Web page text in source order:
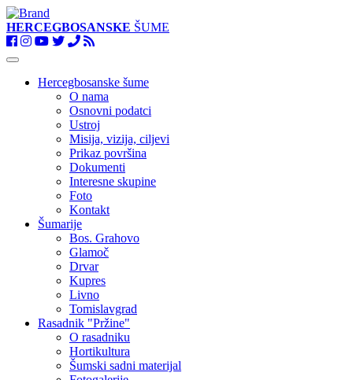
HERCEGBOSANSKE ŠUME
Toggle
navigationHercegbosanske šume
O nama
Osnovni podatci
Ustroj
Misija, vizija, ciljevi
Prikaz površina
Dokumenti
Interesne skupine
Foto
Kontakt
Šumarije
Bos. Grahovo
Glamoč
Drvar
Kupres
Livno
Tomislavgrad
Rasadnik "Pržine"
O rasadniku
Hortikultura
Šumski sadni materijal